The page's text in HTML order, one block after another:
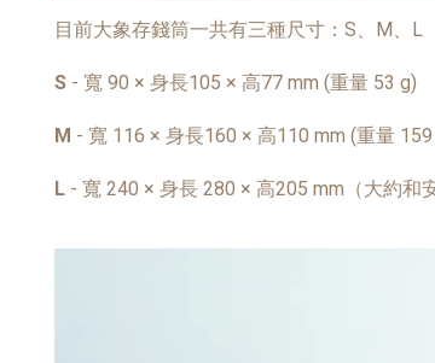
目前大象存錢筒一共有三種尺寸：S、M、L
S - 寬 90 × 身長105 × 高77 mm (重量 53 g)
M - 寬 116 × 身長160 × 高110 mm (重量 159
L - 寬 240 × 身長 280 × 高205 mm（大約和